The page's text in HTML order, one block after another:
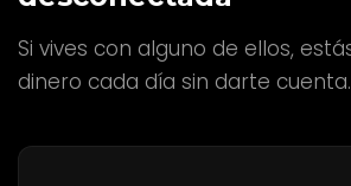
Si vives con alguno de ellos,
dinero cada día sin darte cuenta.